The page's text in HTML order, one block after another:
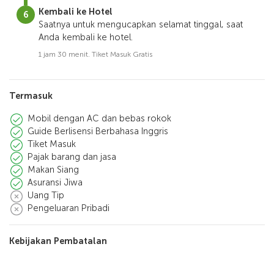
Kembali ke Hotel
Saatnya untuk mengucapkan selamat tinggal, saat
Anda kembali ke hotel.
1 jam 30 menit. Tiket Masuk Gratis
Termasuk
Mobil dengan AC dan bebas rokok
Guide Berlisensi Berbahasa Inggris
Tiket Masuk
Pajak barang dan jasa
Makan Siang
Asuransi Jiwa
Uang Tip
Pengeluaran Pribadi
Kebijakan Pembatalan